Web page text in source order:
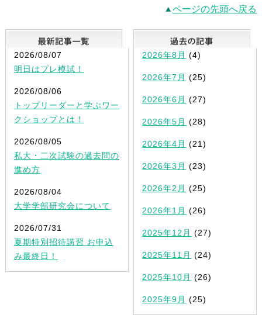
ページの先頭へ戻る
最新記事一覧
2026/08/07
明日はプレ模試！
2026/08/06
トップリーダーと学ぶワー
クショップとは！
2026/08/05
私大・二次試験の過去問の
進め方
2026/08/04
大学学部研究会について
2026/07/31
夏期特別招待講習 お申込
み最終日！
2026年8月 (4)
2026年7月 (25)
2026年6月 (27)
2026年5月 (28)
2026年4月 (21)
2026年3月 (23)
2026年2月 (25)
2026年1月 (26)
2025年12月 (27)
2025年11月 (24)
2025年10月 (26)
2025年9月 (25)